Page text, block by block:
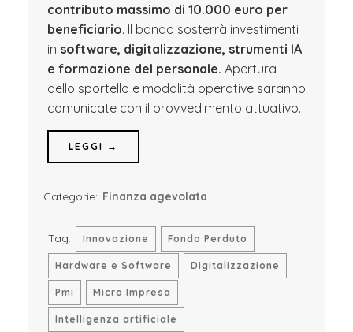
contributo massimo di 10.000 euro per
beneficiario. Il bando sosterrà investimenti
in software, digitalizzazione, strumenti IA
e formazione del personale. Apertura
dello sportello e modalità operative saranno
comunicate con il provvedimento attuativo.
LEGGI →
Categorie: Finanza agevolata
Tag: Innovazione Fondo Perduto
Hardware e Software Digitalizzazione
Pmi Micro Impresa
Intelligenza artificiale